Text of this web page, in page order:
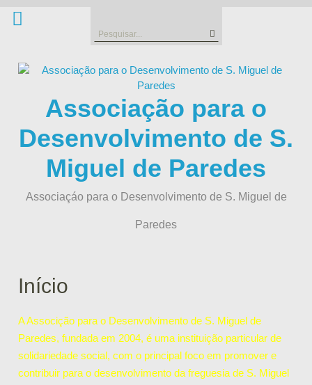
Search
Associação para o
Desenvolvimento de S.
Miguel de Paredes
Associaçáo para o Desenvolvimento de S. Miguel de
Paredes
Início
A Associção para o Desenvolvimento de S. Miguel de
Paredes, fundada em 2004, é uma instituição particular de
solidariedade social, com o principal foco em promover e
contribuir para o desenvolvimento da freguesia de S. Miguel